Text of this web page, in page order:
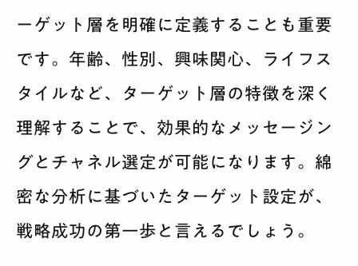
ーゲット層を明確に定義することも重要
です。年齢、性別、興味関心、ライフス
タイルなど、ターゲット層の特徴を深く
理解することで、効果的なメッセージン
グとチャネル選定が可能になります。綿
密な分析に基づいたターゲット設定が、
戦略成功の第一歩と言えるでしょう。